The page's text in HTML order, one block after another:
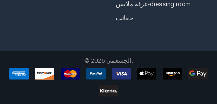
غرفة ملابس-dressing room
حقائب
© 2026